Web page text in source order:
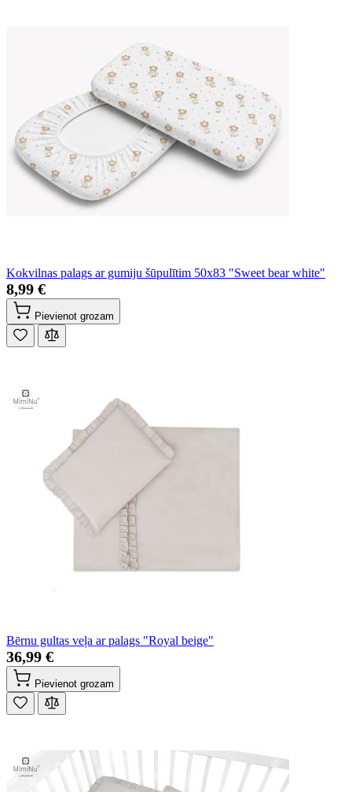
Kokvilnas palags ar gumiju šūpulītim 50x83 "Sweet bear white"
8,99 €
Pievienot grozam
Bērnu gultas veļa ar palags "Royal beige"
36,99 €
Pievienot grozam